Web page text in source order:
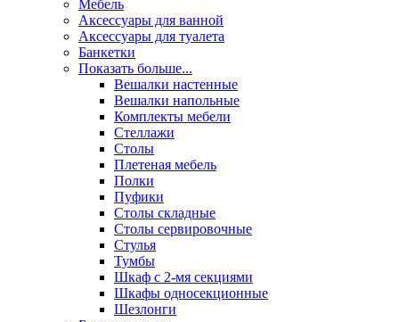
Мебель
Аксессуары для ванной
Аксессуары для туалета
Банкетки
Показать больше...
Вешалки настенные
Вешалки напольные
Комплекты мебели
Стеллажи
Столы
Плетеная мебель
Полки
Пуфики
Столы складные
Столы сервировочные
Стулья
Тумбы
Шкаф с 2-мя секциями
Шкафы односекционные
Шезлонги